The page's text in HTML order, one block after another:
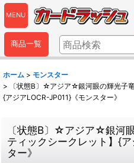
MENU
商品一覧
ホーム > モンスター
>
〔状態B〕☆アジア☆銀河眼の輝光子
{アジアLOCR-JP011}《モンスター》
〔状態B〕☆アジア☆銀河
ティックシークレット】{
ター》